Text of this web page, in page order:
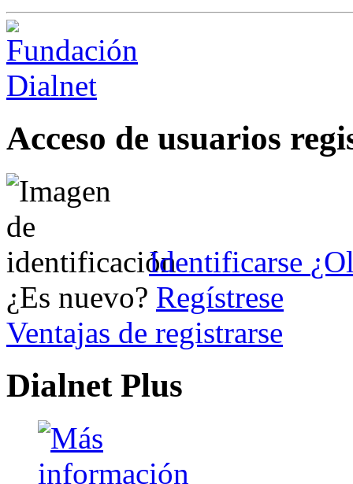
Acceso de usuarios
Identificarse
¿Es nuevo? Regístrese
Ventajas de registrarse
Dialnet Plus